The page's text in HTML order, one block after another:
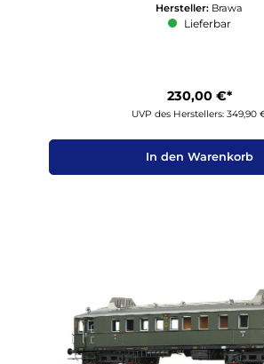
Hersteller: Brawa
Lieferbar
230,00 €*
UVP des Herstellers: 349,90
In den Warenkorb